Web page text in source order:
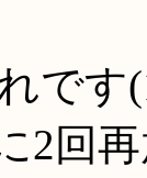
です
2回